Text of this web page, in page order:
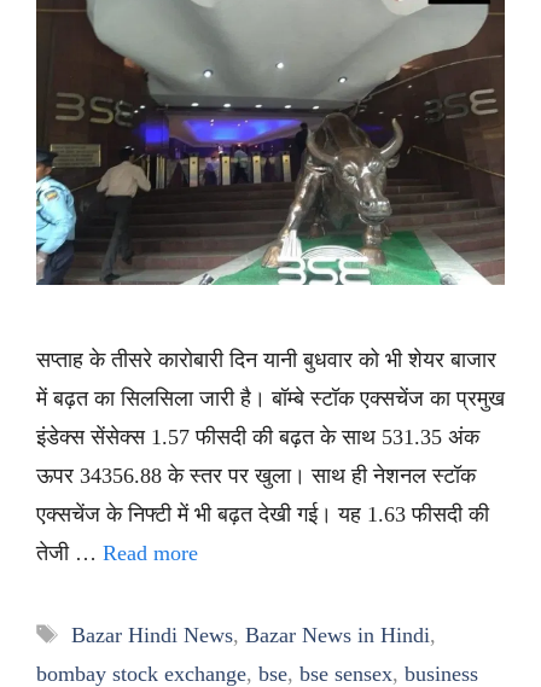
सप्ताह के तीसरे कारोबारी दिन यानी बुधवार को भी शेयर बाजार
में बढ़त का सिलसिला जारी है। बॉम्बे स्टॉक एक्सचेंज का प्रमुख
इंडेक्स सेंसेक्स 1.57 फीसदी की बढ़त के साथ 531.35 अंक
ऊपर 34356.88 के स्तर पर खुला। साथ ही नेशनल स्टॉक
एक्सचेंज के निफ्टी में भी बढ़त देखी गई। यह 1.63 फीसदी की
तेजी … Read more
Tags
Bazar Hindi News, Bazar News in Hindi,
bombay stock exchange, bse, bse sensex, business